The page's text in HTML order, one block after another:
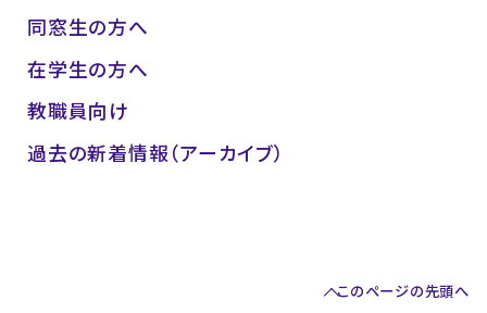
同窓生の方へ
在学生の方へ
教職員向け
過去の新着情報（アーカイブ）
このページの先頭へ